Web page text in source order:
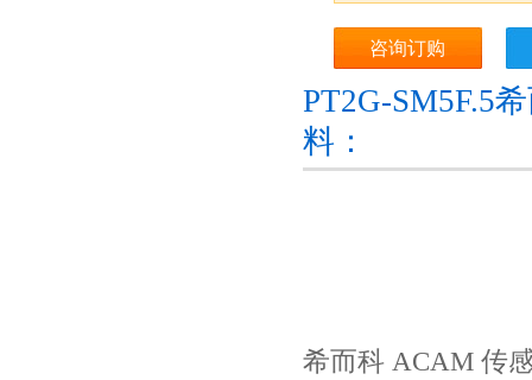
咨询订购
PT2G-SM5F.5
料：
希而科 ACAM 传